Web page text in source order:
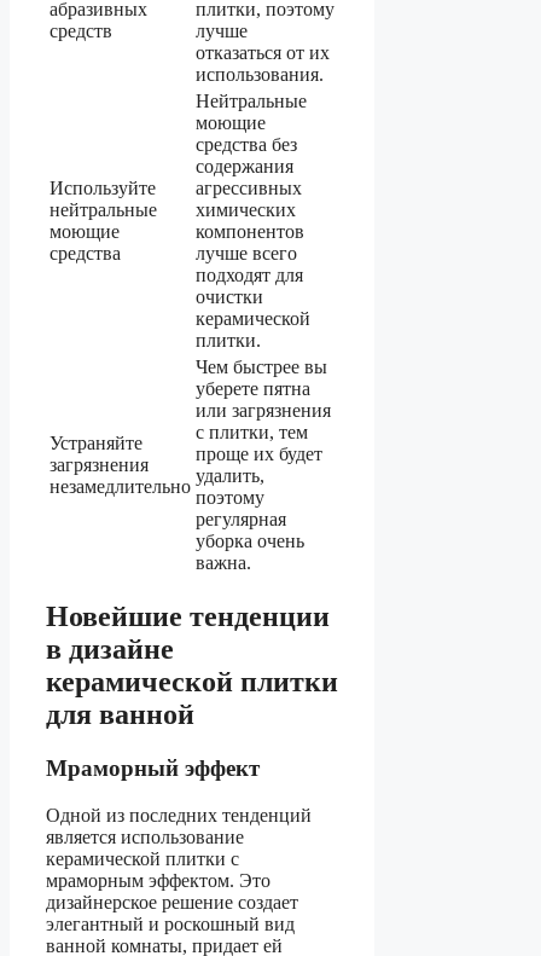
абразивных
средств
плитки, поэтому
лучше
отказаться от их
использования.
Используйте
нейтральные
моющие
средства
Нейтральные
моющие
средства без
содержания
агрессивных
химических
компонентов
лучше всего
подходят для
очистки
керамической
плитки.
Устраняйте
загрязнения
незамедлительно
Чем быстрее вы
уберете пятна
или загрязнения
с плитки, тем
проще их будет
удалить,
поэтому
регулярная
уборка очень
важна.
Новейшие тенденции
в дизайне
керамической плитки
для ванной
Мраморный эффект
Одной из последних тенденций
является использование
керамической плитки с
мраморным эффектом. Это
дизайнерское решение создает
элегантный и роскошный вид
ванной комнаты, придает ей